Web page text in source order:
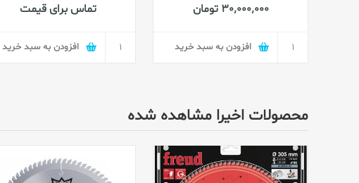
30٬000٬000 تومان
افزودن به سبد خرید
تماس برای قیمت
افزودن به سبد خرید
محصولات اخیرا مشاهده شده